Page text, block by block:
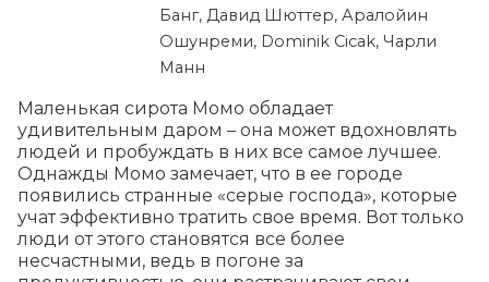
Банг, Давид Шюттер, Аралойин
Ошунреми, Dominik Cicak, Чарли
Манн
Маленькая сирота Момо обладает
удивительным даром – она может вдохновлять
людей и пробуждать в них все самое лучшее.
Однажды Момо замечает, что в ее городе
появились странные «серые господа», которые
учат эффективно тратить свое время. Вот только
люди от этого становятся все более
несчастными, ведь в погоне за